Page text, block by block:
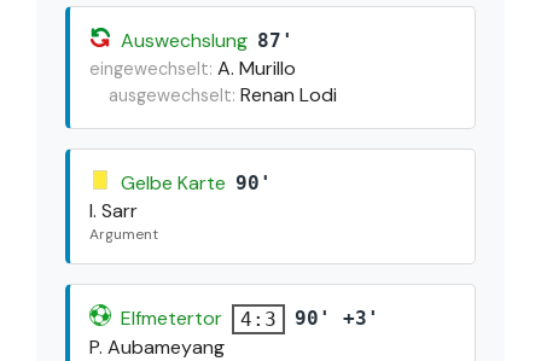
Auswechslung 87'
eingewechselt: A. Murillo
ausgewechselt: Renan Lodi
Gelbe Karte 90'
I. Sarr
Argument
Elfmetertor 4:3 90' +3'
P. Aubameyang